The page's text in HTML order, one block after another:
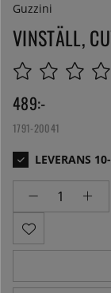
Guzzini
VINSTÄLL,
489:-
1791-20041